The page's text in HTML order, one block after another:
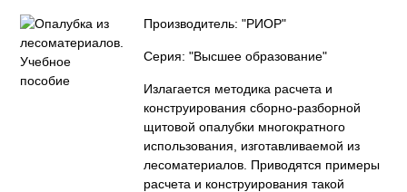
Производитель: "РИОР"
Серия: "Высшее образование"
Излагается методика расчета и
конструирования сборно-разборной
щитовой опалубки многократного
использования, изготавливаемой из
лесоматериалов. Приводятся примеры
расчета и конструирования такой